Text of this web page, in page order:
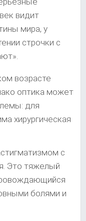
видит
мира, у
строчки с
возрасте
оптика может
для
хирургическая
с
Это тяжелый
болями и